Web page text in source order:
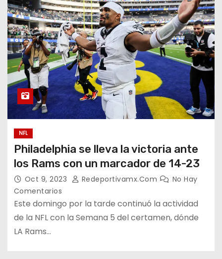
NFL
Philadelphia se lleva la victoria ante
los Rams con un marcador de 14-23
Oct 9, 2023 Redeportivamx.com
No Hay
Comentarios
Este domingo por la tarde continuó la actividad
de la NFL con la Semana 5 del certamen, dónde
LA Rams…